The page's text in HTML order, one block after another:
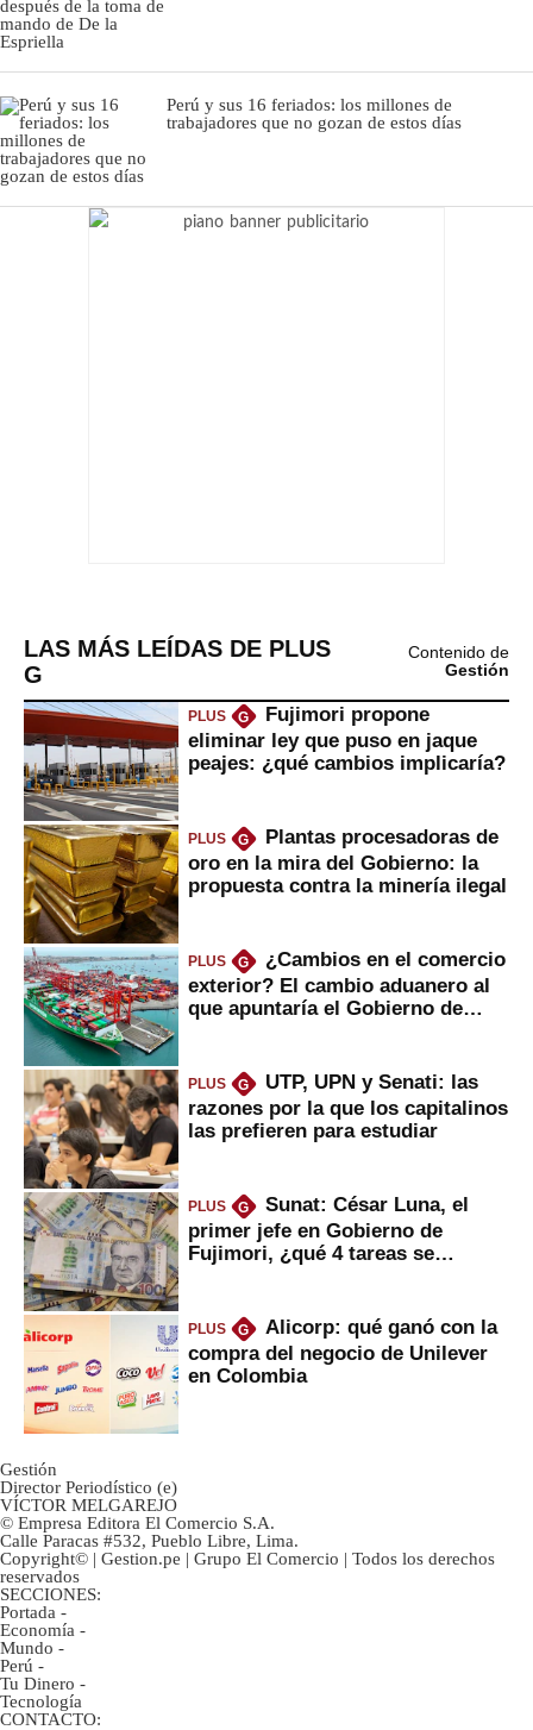
Perú y sus 16 feriados: los millones de
trabajadores que no gozan de estos días
LAS MÁS LEÍDAS DE PLUS
G
Contenido de
Gestión
PLUS G
Fujimori propone
eliminar ley que puso en jaque
peajes: ¿qué cambios implicaría?
PLUS G
Plantas procesadoras de
oro en la mira del Gobierno: la
propuesta contra la minería ilegal
PLUS G
¿Cambios en el comercio
exterior? El cambio aduanero al
que apuntaría el Gobierno de
PLUS G
UTP, UPN y Senati: las
razones por la que los capitalinos
las prefieren para estudiar
PLUS G
Sunat: César Luna, el
primer jefe en Gobierno de
Fujimori, ¿qué 4 tareas se
PLUS G
Alicorp: qué ganó con la
compra del negocio de Unilever
en Colombia
Gestión
Director Periodístico (e)
VÍCTOR MELGAREJO
© Empresa Editora El Comercio S.A.
Calle Paracas #532, Pueblo Libre, Lima.
Copyright© | Gestion.pe | Grupo El Comercio | Todos los derechos
reservados
SECCIONES:
Portada -
Economía -
Mundo -
Perú -
Tu Dinero -
Tecnología
CONTACTO: